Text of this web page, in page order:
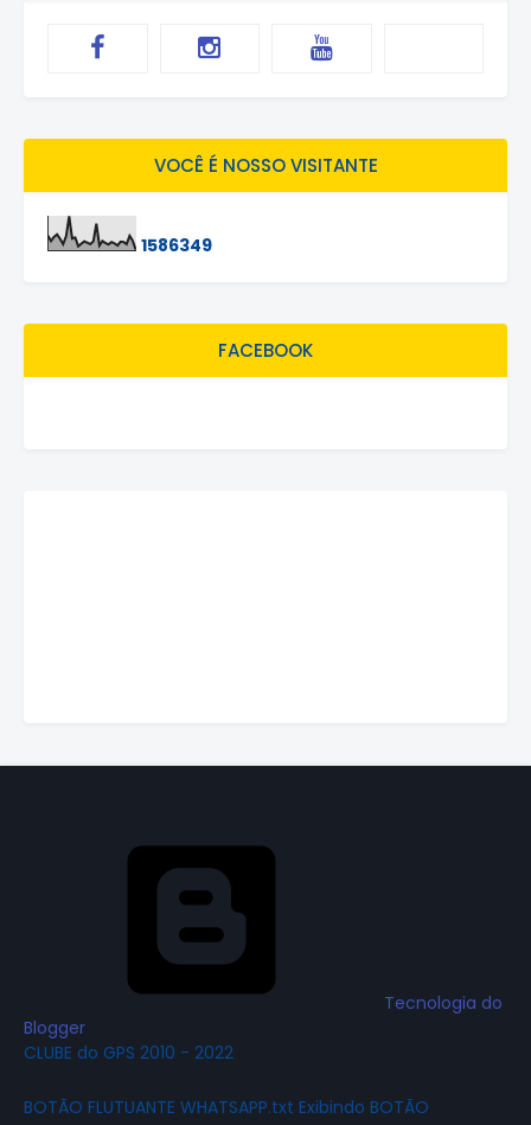
VOCÊ É NOSSO VISITANTE
1586349
FACEBOOK
Tecnologia do
Blogger
CLUBE do GPS 2010 - 2022
BOTÃO FLUTUANTE WHATSAPP.txt Exibindo BOTÃO